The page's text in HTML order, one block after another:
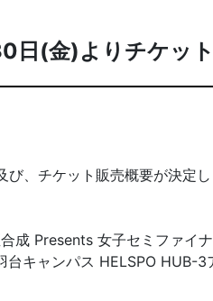
日(金)よりチケッ
、チケット販売概要が決定し
Presents 女子セミファイ
キャンパス HELSPO HUB-3